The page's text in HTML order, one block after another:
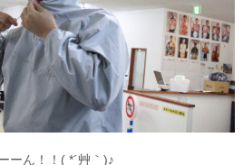
ーん！！( *´艸｀)♪